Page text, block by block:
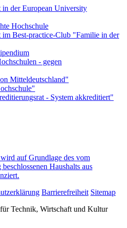
auf Grundlage des vom
Haushalts aus
Barrierefreiheit Sitemap
Technik, Wirtschaft und Kultur